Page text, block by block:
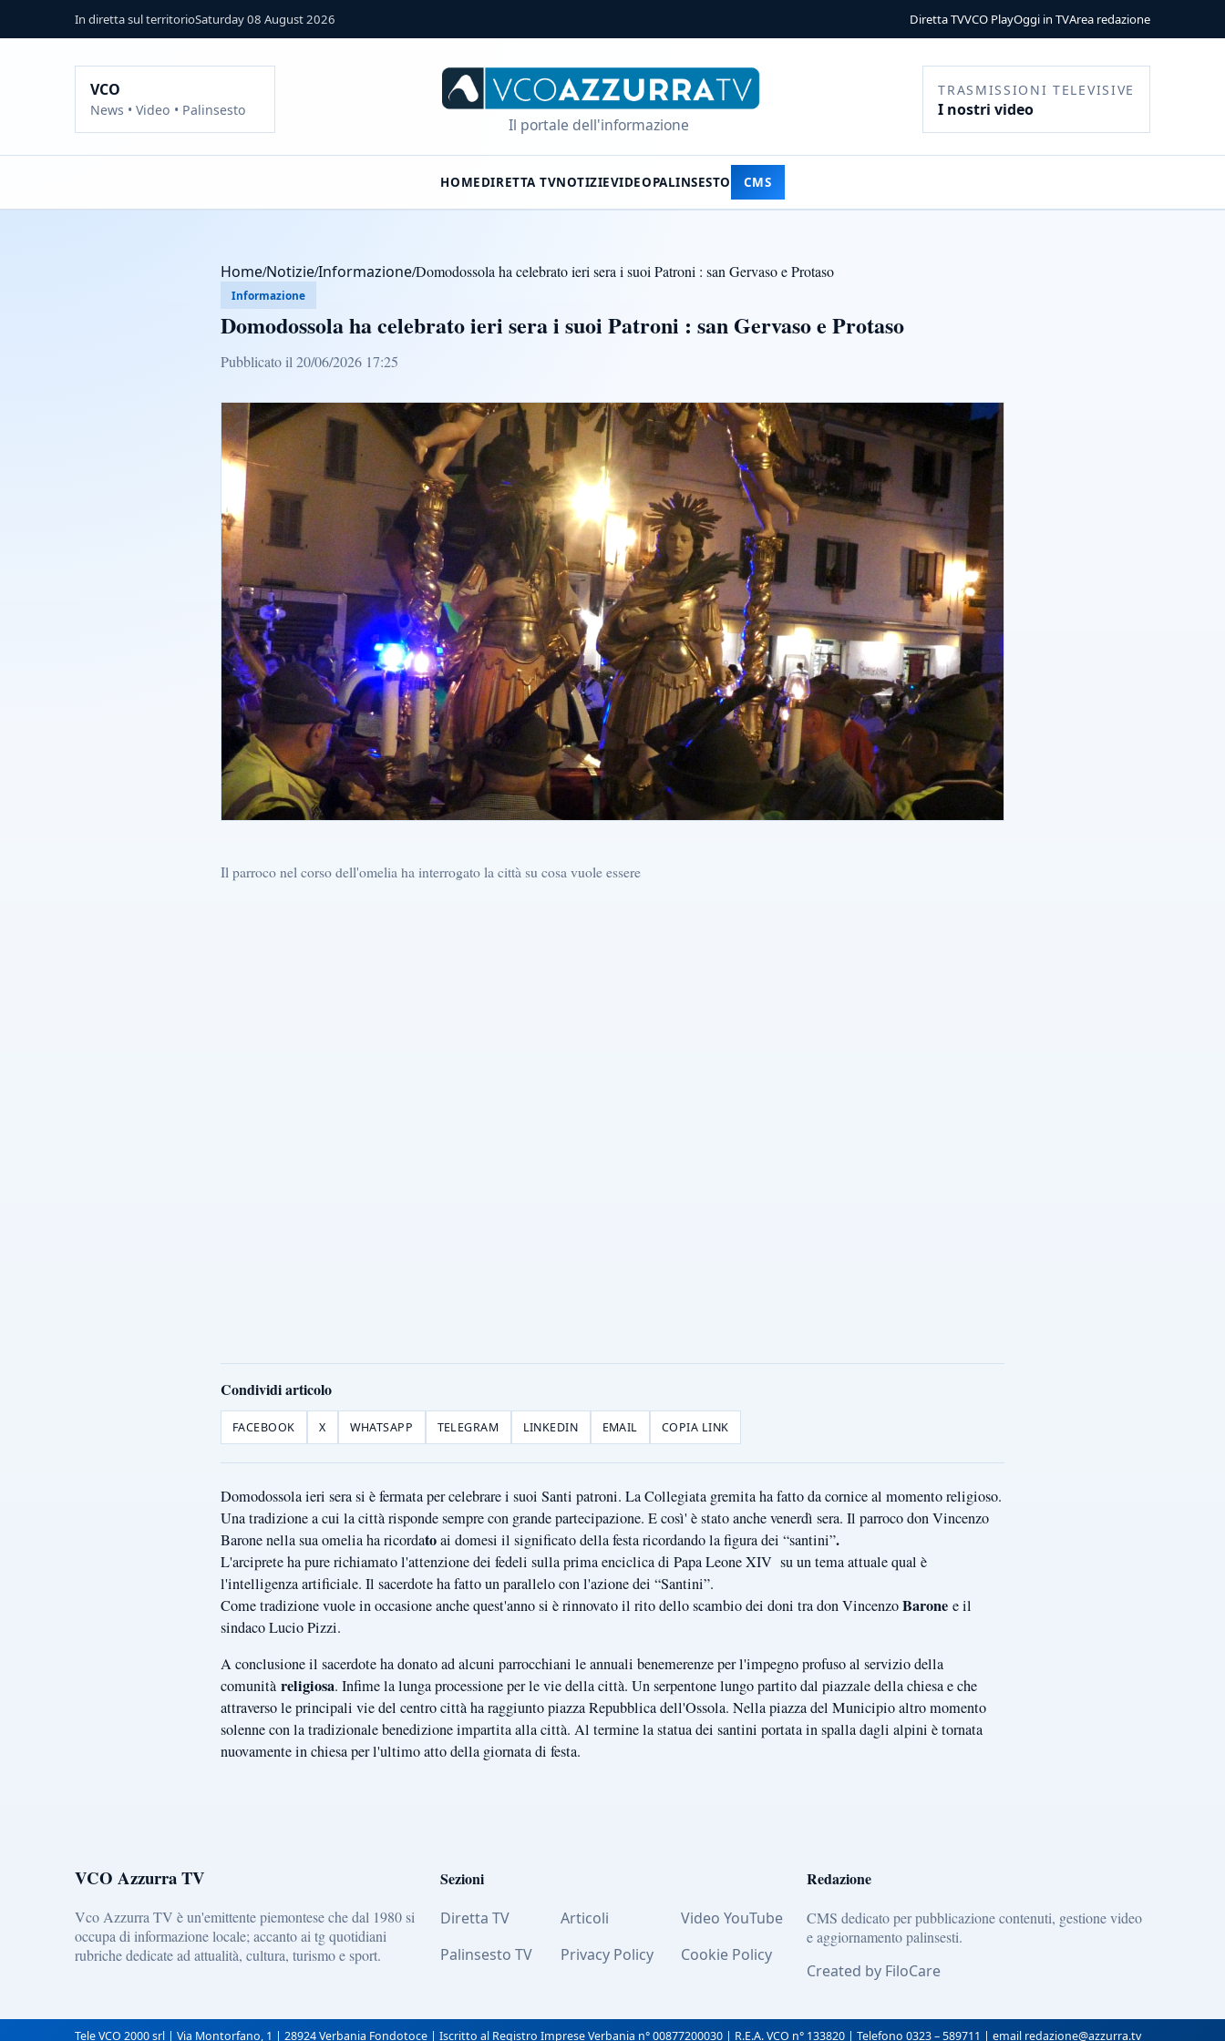
In diretta sul territorioSaturday 08 August 2026 Diretta TVVCO PlayOggi in TVArea redazione
VCO
News • Video • Palinsesto
Il portale dell'informazione
TRASMISSIONI TELEVISIVE
I nostri video
HOMEDIRETTA TVNOTIZIEVIDEOPALINSESTO CMS
Home/Notizie/Informazione/Domodossola ha celebrato ieri sera i suoi Patroni : san Gervaso e Protaso
Informazione
Domodossola ha celebrato ieri sera i suoi Patroni : san Gervaso e Protaso
Pubblicato il 20/06/2026 17:25
Il parroco nel corso dell'omelia ha interrogato la città su cosa vuole essere
Condividi articolo
FACEBOOK X WHATSAPP TELEGRAM LINKEDIN EMAIL COPIA LINK
Domodossola ieri sera si è fermata per celebrare i suoi Santi patroni. La Collegiata gremita ha fatto da cornice al momento religioso.
Una tradizione a cui la città risponde sempre con grande partecipazione. E così' è stato anche venerdì sera. Il parroco don Vincenzo
Barone nella sua omelia ha ricordatoai domesi il significato della festa ricordando la figura dei “santini”.
L'arciprete ha pure richiamato l'attenzione dei fedeli sulla prima enciclica di Papa Leone XIV su un tema attuale qual è
l'intelligenza artificiale. Il sacerdote ha fatto un parallelo con l'azione dei “Santini”.
Come tradizione vuole in occasione anche quest'anno si è rinnovato il rito dello scambio dei doni tra don VincenzoBarone e il
sindaco Lucio Pizzi.
A conclusione il sacerdote ha donato ad alcuni parrocchiani le annuali benemerenze per l'impegno profuso al servizio della
comunità religiosa. Infime la lunga processione per le vie della città. Un serpentone lungo partito dal piazzale della chiesa e che
attraverso le principali vie del centro città ha raggiunto piazza Repubblica dell'Ossola. Nella piazza del Municipio altro momento
solenne con la tradizionale benedizione impartita alla città. Al termine la statua dei santini portata in spalla dagli alpini è tornata
nuovamente in chiesa per l'ultimo atto della giornata di festa.
VCO Azzurra TV
Vco Azzurra TV è un'emittente piemontese che dal 1980 si
occupa di informazione locale; accanto ai tg quotidiani
rubriche dedicate ad attualità, cultura, turismo e sport.
Sezioni
Diretta TV Articoli
Video YouTube
Palinsesto TV
Privacy Policy Cookie Policy
Redazione
CMS dedicato per pubblicazione contenuti, gestione video
e aggiornamento palinsesti.
Created by FiloCare
Tele VCO 2000 srl | Via Montorfano, 1 | 28924 Verbania Fondotoce | Iscritto al Registro Imprese Verbania n° 00877200030 | R.E.A. VCO n° 133820 | Telefono 0323 – 589711 | email redazione@azzurra.tv